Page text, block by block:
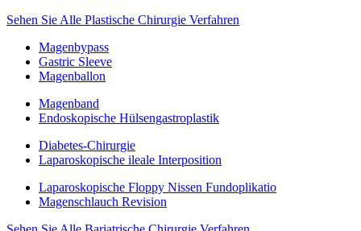
Sehen Sie Alle Plastische Chirurgie Verfahren
Magenbypass
Gastric Sleeve
Magenballon
Magenband
Endoskopische Hülsengastroplastik
Diabetes-Chirurgie
Laparoskopische ileale Interposition
Laparoskopische Floppy Nissen Fundoplikatio
Magenschlauch Revision